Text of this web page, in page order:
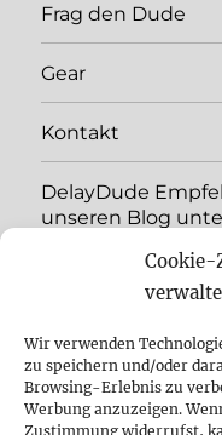
Cookie-
Wir verwenden
zu speichern und/oder
Browsing-Erlebnis zu
Werbung anzuzeigen.
Zustimmung widerrufst,
Frag den Dude
Gear
Kontakt
DelayDude
unseren Blog
YouTube
Instagram